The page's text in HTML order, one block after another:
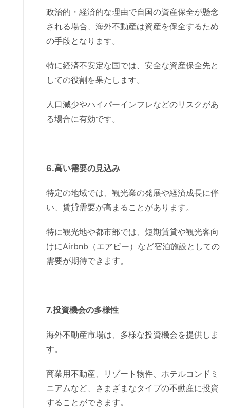
政治的・経済的な理由で自国の資産保全が懸念
される場合、海外不動産は資産を保全するため
の手段となります。
特に経済不安定な国では、安全な資産保全先と
しての役割を果たします。
人口減少やハイパーインフレなどのリスクがあ
る場合に有効です。
6.高い需要の見込み
特定の地域では、観光業の発展や経済成長に伴
い、賃貸需要が高まることがあります。
特に観光地や都市部では、短期賃貸や観光客向
けにAirbnb（エアビー）など宿泊施設としての
需要が期待できます。
7.投資機会の多様性
海外不動産市場は、多様な投資機会を提供しま
す。
商業用不動産、リゾート物件、ホテルコンドミ
ニアムなど、さまざまなタイプの不動産に投資
することができます。